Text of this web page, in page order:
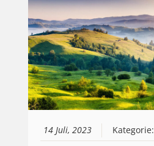
14 Juli, 2023 Kategorie: